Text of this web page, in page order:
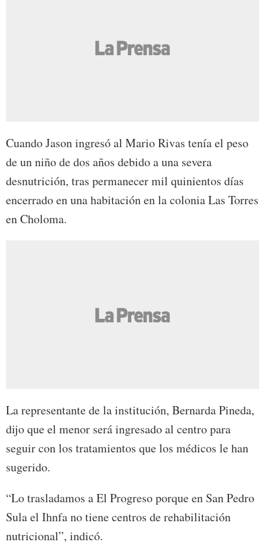
Cuando Jason ingresó al Mario Rivas tenía el peso
de un niño de dos años debido a una severa
desnutrición, tras permanecer mil quinientos días
encerrado en una habitación en la colonia Las Torres
en Choloma.
La representante de la institución, Bernarda Pineda,
dijo que el menor será ingresado al centro para
seguir con los tratamientos que los médicos le han
sugerido.
“Lo trasladamos a El Progreso porque en San Pedro
Sula el Ihnfa no tiene centros de rehabilitación
nutricional”, indicó.